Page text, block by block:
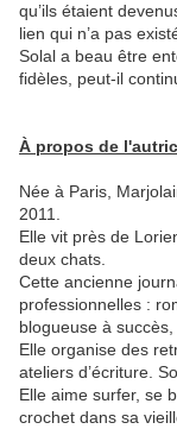
qu’ils étaient
lien qui n’a pas
Solal a beau être
fidèles, peut-il
À propos de
Née à Paris,
2011.
Elle vit près de
deux chats.
Cette ancienne
professionnelles :
blogueuse à
Elle organise des
ateliers d’écriture.
Elle aime surfer, se
crochet dans sa